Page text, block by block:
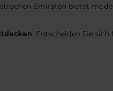
Emiraten bietet
. Entscheiden Sie sich